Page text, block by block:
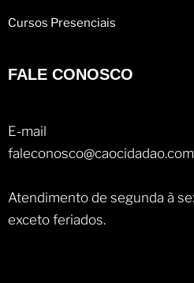
Cursos Presenciais
FALE CONOSCO
E-mail
Atendimento de segunda à
exceto feriados.